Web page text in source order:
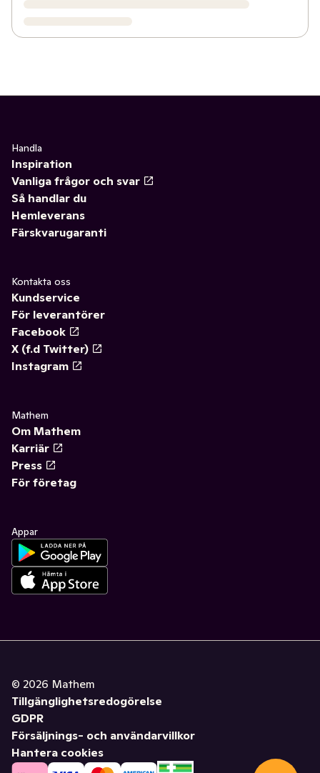
Handla
Inspiration
Vanliga frågor och svar
Så handlar du
Hemleverans
Färskvarugaranti
Kontakta oss
Kundservice
För leverantörer
Facebook
X (f.d Twitter)
Instagram
Mathem
Om Mathem
Karriär
Press
För företag
Appar
© 2026 Mathem
Tillgänglighetsredogörelse
GDPR
Försäljnings- och användarvillkor
Hantera cookies